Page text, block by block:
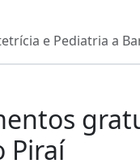
e Pediatria a
Piraí